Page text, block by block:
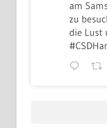
am
zu
die Lust